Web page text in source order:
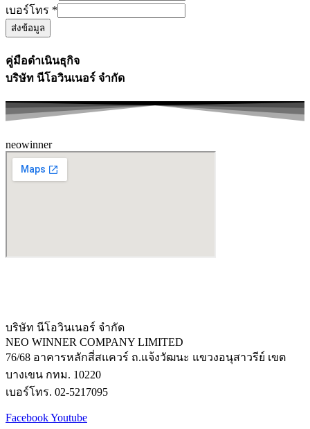
-
สกุล
ชื่อ
เบอร์โทร *
ส่งข้อมูล
คู่มือดำเนินธุกิจ
บริษัท นีโอวินเนอร์ จำกัด
neowinner
บริษัท นีโอวินเนอร์ จำกัด
NEO WINNER COMPANY LIMITED
76/68 อาคารหลักสี่สแควร์ ถ.แจ้งวัฒนะ แขวงอนุสาวรีย์ เขต
บางเขน กทม. 10220
เบอร์โทร. 02-5217095
FacebookYoutube